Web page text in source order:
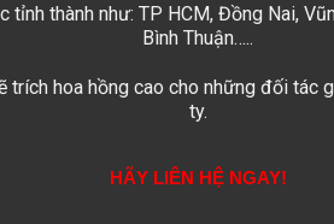
tỉnh thành như: TP HCM, Đồng Nai,
Bình Thuận…..
trích hoa hồng cao cho những đối tác
ty.
HÃY LIÊN HỆ NGAY!